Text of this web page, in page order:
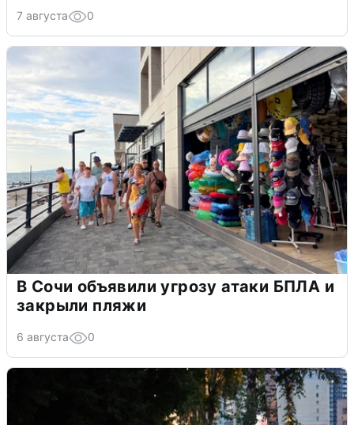
7 августа 0
В Сочи объявили угрозу атаки БПЛА и
закрыли пляжи
6 августа 0